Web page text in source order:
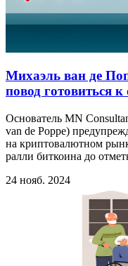
Михаэль ван де
повод готовиться
Основатель MN
van de Poppe)
на криптовалютном
ралли биткоина до
24 нояб. 2024